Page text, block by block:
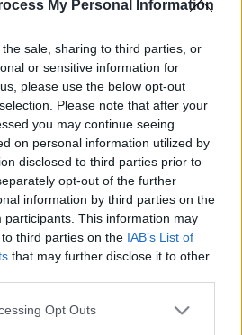
My Personal Information
sale, sharing to third parties, or
or sensitive information for
please use the below opt-out
Please note that after your
you may continue seeing
on personal information utilized by
disclosed to third parties prior to
opt-out of the further
information by third parties on the
participants. This information may
third parties on the IAB’s List of
that may further disclose it to other
app uses one or more Google
Opt Outs
van? Ezt a dolgot te
csinálod